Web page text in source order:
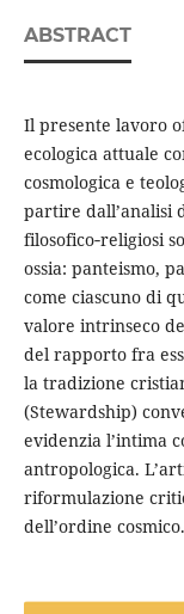
ABSTRACT
Il presente lavoro
ecologica attuale
cosmologica e
partire dall’analisi
filosofico‑religiosi
ossia: panteismo,
come ciascuno di
valore intrinseco
del rapporto fra
la tradizione
(Stewardship)
evidenzia l’intima
antropologica.
riformulazione
dell’ordine cosmico.